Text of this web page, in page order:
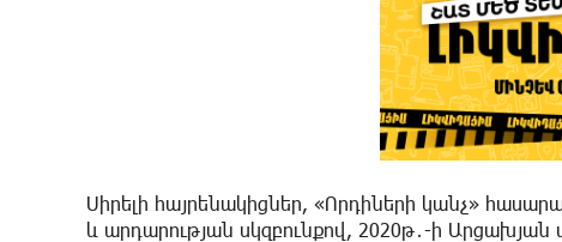
Սիրելի հայրենակիցներ, «Որդիների կանչ»
և արդարության սկզբունքով, 2020թ․-ի